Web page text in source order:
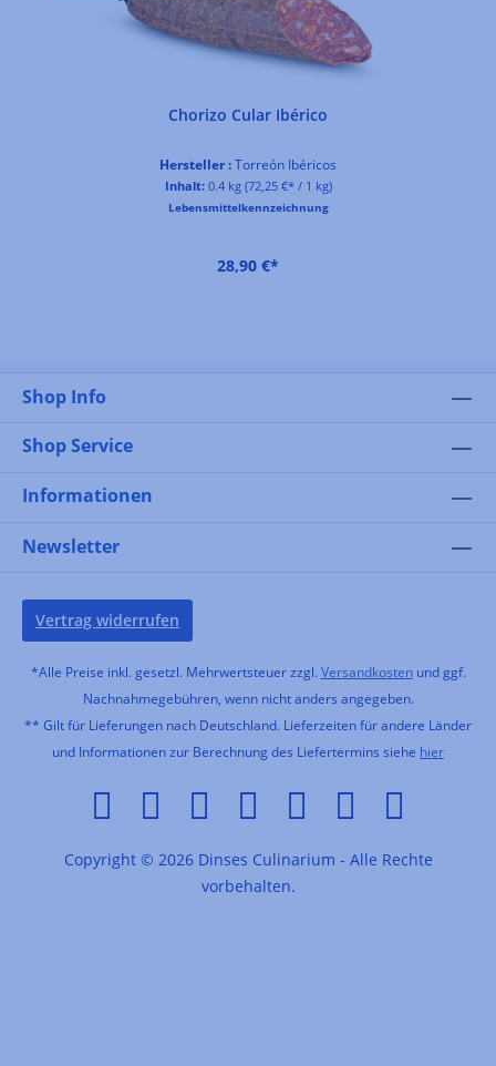
Chorizo Cular Ibérico
Hersteller :Torreón Ibéricos
Inhalt: 0.4 kg (72,25 €* / 1 kg)
Lebensmittelkennzeichnung
28,90 €*
Shop Info
Shop Service
Informationen
Newsletter
Vertrag widerrufen
*Alle Preise inkl. gesetzl. Mehrwertsteuer zzgl. Versandkostenund ggf.
Nachnahmegebühren, wenn nicht anders angegeben.
** Gilt für Lieferungen nach Deutschland. Lieferzeiten für andere Länder
und Informationen zur Berechnung des Liefertermins siehe hier
Copyright © 2026 Dinses Culinarium - Alle Rechte
vorbehalten.